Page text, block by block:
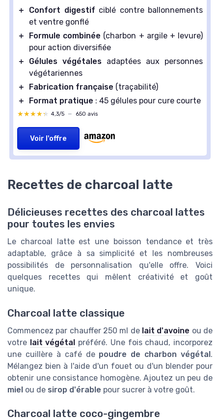
＋ Confort digestif ciblé contre ballonnements
et ventre gonflé
＋
Formule combinée (charbon + argile + levure)
pour action diversifiée
＋
Gélules végétales adaptées aux personnes
végétariennes
＋
Fabrication française (traçabilité)
＋
Format pratique : 45 gélules pour cure courte
★★★★★
★★★★★ 4,3/5 — 650 avis
Voir l'offre
Recettes de charcoal latte
Délicieuses recettes des charcoal lattes
pour toutes les envies
Le charcoal latte est une boisson tendance et très
adaptable, grâce à sa simplicité et les nombreuses
possibilités de personnalisation qu'elle offre. Voici
quelques recettes qui mêlent créativité et goût
unique.
Charcoal latte classique
Commencez par chauffer 250 ml de lait d'avoine ou de
votre lait végétal préféré. Une fois chaud, incorporez
une cuillère à café de poudre de charbon végétal.
Mélangez bien à l'aide d'un fouet ou d'un blender pour
obtenir une consistance homogène. Ajoutez un peu de
miel ou de sirop d'érable pour sucrer à votre goût.
Charcoal latte coco-gingembre